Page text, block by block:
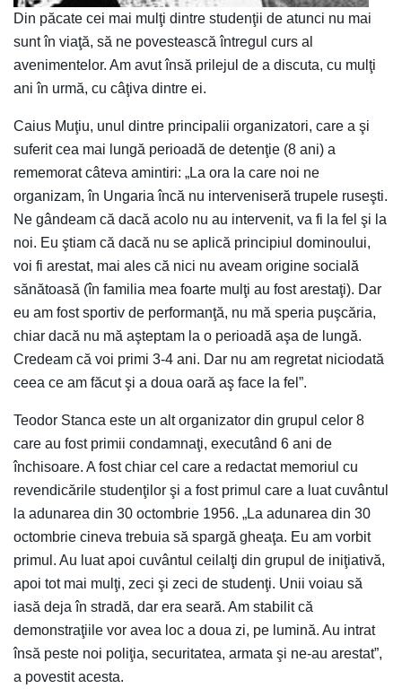
Din păcate cei mai mulţi dintre studenţii de atunci nu mai
sunt în viaţă, să ne povestească întregul curs al
avenimentelor. Am avut însă prilejul de a discuta, cu mulţi
ani în urmă, cu câţiva dintre ei.
Caius Muţiu, unul dintre principalii organizatori, care a şi
suferit cea mai lungă perioadă de detenţie (8 ani) a
rememorat câteva amintiri: „La ora la care noi ne
organizam, în Ungaria încă nu interveniseră trupele ruseşti.
Ne gândeam că dacă acolo nu au intervenit, va fi la fel şi la
noi. Eu ştiam că dacă nu se aplică principiul dominoului,
voi fi arestat, mai ales că nici nu aveam origine socială
sănătoasă (în familia mea foarte mulţi au fost arestaţi). Dar
eu am fost sportiv de performanţă, nu mă speria puşcăria,
chiar dacă nu mă aşteptam la o perioadă aşa de lungă.
Credeam că voi primi 3-4 ani. Dar nu am regretat niciodată
ceea ce am făcut şi a doua oară aş face la fel”.
Teodor Stanca este un alt organizator din grupul celor 8
care au fost primii condamnaţi, executând 6 ani de
închisoare. A fost chiar cel care a redactat memoriul cu
revendicările studenţilor şi a fost primul care a luat cuvântul
la adunarea din 30 octombrie 1956. „La adunarea din 30
octombrie cineva trebuia să spargă gheaţa. Eu am vorbit
primul. Au luat apoi cuvântul ceilalţi din grupul de iniţiativă,
apoi tot mai mulţi, zeci şi zeci de studenţi. Unii voiau să
iasă deja în stradă, dar era seară. Am stabilit că
demonstraţiile vor avea loc a doua zi, pe lumină. Au intrat
însă peste noi poliţia, securitatea, armata şi ne-au arestat”,
a povestit acesta.